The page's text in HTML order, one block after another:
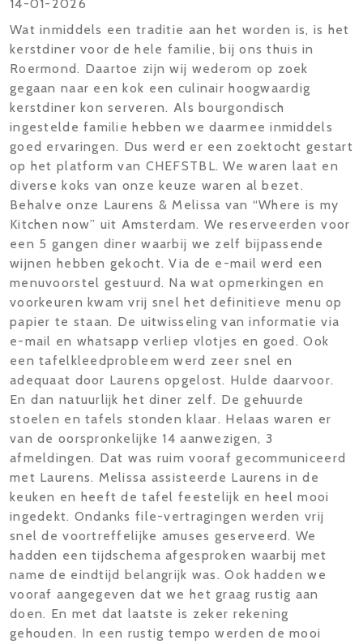
14-01-2026
Wat inmiddels een traditie aan het worden is, is het
kerstdiner voor de hele familie, bij ons thuis in
Roermond. Daartoe zijn wij wederom op zoek
gegaan naar een kok een culinair hoogwaardig
kerstdiner kon serveren. Als bourgondisch
ingestelde familie hebben we daarmee inmiddels
goed ervaringen. Dus werd er een zoektocht gestart
op het platform van CHEFSTBL. We waren laat en
diverse koks van onze keuze waren al bezet.
Behalve onze Laurens & Melissa van “Where is my
Kitchen now” uit Amsterdam. We reserveerden voor
een 5 gangen diner waarbij we zelf bijpassende
wijnen hebben gekocht. Via de e-mail werd een
menuvoorstel gestuurd. Na wat opmerkingen en
voorkeuren kwam vrij snel het definitieve menu op
papier te staan. De uitwisseling van informatie via
e-mail en whatsapp verliep vlotjes en goed. Ook
een tafelkleedprobleem werd zeer snel en
adequaat door Laurens opgelost. Hulde daarvoor.
En dan natuurlijk het diner zelf. De gehuurde
stoelen en tafels stonden klaar. Helaas waren er
van de oorspronkelijke 14 aanwezigen, 3
afmeldingen. Dat was ruim vooraf gecommuniceerd
met Laurens. Melissa assisteerde Laurens in de
keuken en heeft de tafel feestelijk en heel mooi
ingedekt. Ondanks file-vertragingen werden vrij
snel de voortreffelijke amuses geserveerd. We
hadden een tijdschema afgesproken waarbij met
name de eindtijd belangrijk was. Ook hadden we
vooraf aangegeven dat we het graag rustig aan
doen. En met dat laatste is zeker rekening
gehouden. In een rustig tempo werden de mooi